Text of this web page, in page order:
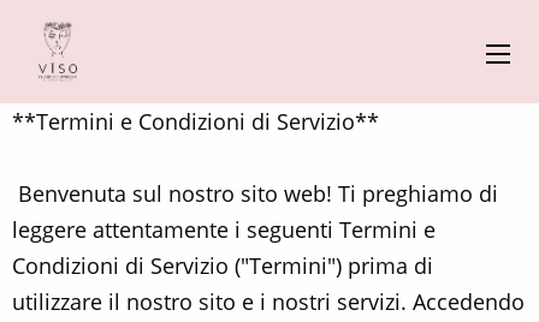
**Termini e Condizioni di Servizio**
Benvenuta sul nostro sito web! Ti preghiamo di
leggere attentamente i seguenti Termini e
Condizioni di Servizio ("Termini") prima di
utilizzare il nostro sito e i nostri servizi. Accedendo